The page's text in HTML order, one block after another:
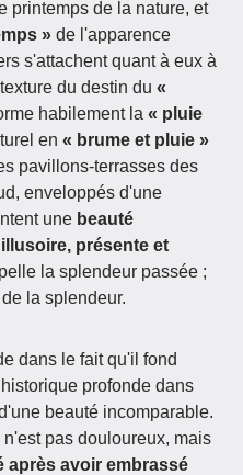
printemps de la nature, et
» de l'apparence
s'attachent quant à eux à
du destin du «
habilement la « pluie
en « brume et pluie »
pavillons-terrasses des
enveloppés d'une
une beauté
présente et
la splendeur passée ;
la splendeur.
dans le fait qu'il fond
profonde dans
beauté incomparable.
pas douloureux, mais
après avoir embrassé